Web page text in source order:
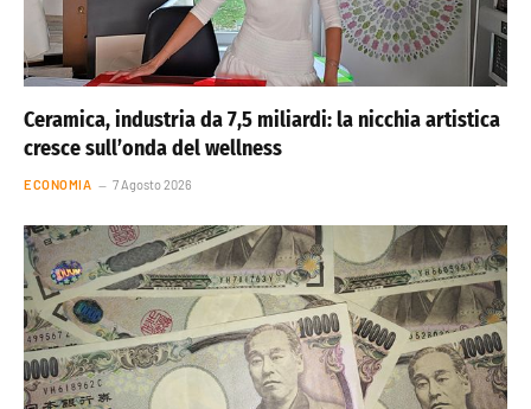
Ceramica, industria da 7,5 miliardi: la nicchia artistica
cresce sull’onda del wellness
ECONOMIA 7 Agosto 2026